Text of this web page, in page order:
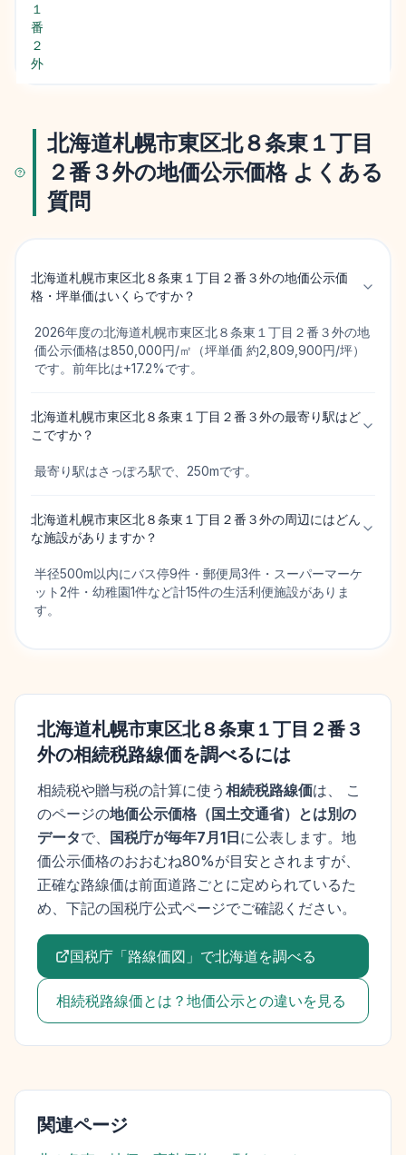
１
番
２
外
北海道札幌市東区北８条東１丁目
２番３外の地価公示価格 よくある
質問
北海道札幌市東区北８条東１丁目２番３外の地価公示価
格・坪単価はいくらですか？
2026年度の北海道札幌市東区北８条東１丁目２番３外の地
価公示価格は850,000円/㎡（坪単価 約2,809,900円/坪）
です。前年比は+17.2%です。
北海道札幌市東区北８条東１丁目２番３外の最寄り駅はど
こですか？
最寄り駅はさっぽろ駅で、250mです。
北海道札幌市東区北８条東１丁目２番３外の周辺にはどん
な施設がありますか？
半径500m以内にバス停9件・郵便局3件・スーパーマーケ
ット2件・幼稚園1件など計15件の生活利便施設がありま
す。
北海道札幌市東区北８条東１丁目２番３
外の相続税路線価を調べるには
相続税や贈与税の計算に使う 相続税路線価は、 こ
のページの地価公示価格 （ 国土交通省）とは別の
データで、 国税庁が毎年7月1日に公表します。 地
価公示価格のおおむね80%が目安とされますが、
正確な路線価は前面道路ごとに定められているた
め、下記の国税庁公式ページでご確認ください。
国税庁「路線価図」で北海道を調べる
相続税路線価とは？地価公示との違いを見る
関連ページ